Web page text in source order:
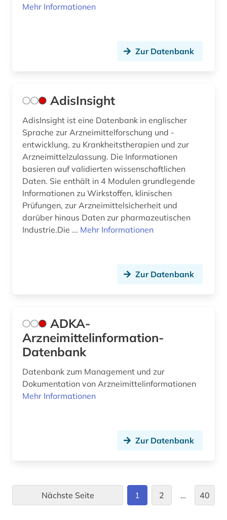
elektronische publikation (1)
elektronisches buch (75)
elektrophorese (1)
elektrosmog (1)
elektrotechnik (5)
elektrotechnik und elektronik (1)
embryologie (1)
engineering profession (1)
entgeltsystem (1)
Mehr Informationen
Zur Datenbank
AdisInsight
AdisInsight ist eine Datenbank in englischer
Sprache zur Arzneimittelforschung und -
entwicklung, zu Krankheitstherapien und zur
Arzneimittelzulassung. Die Informationen
basieren auf validierten wissenschaftlichen
Daten. Sie enthält in 4 Modulen grundlegende
Informationen zu Wirkstoffen, klinischen
Prüfungen, zur Arzneimittelsicherheit und
darüber hinaus Daten zur pharmazeutischen
Industrie.Die ... Mehr Informationen
Zur Datenbank
ADKA-
Arzneimittelinformation-
Datenbank
Datenbank zum Management und zur
Dokumentation von Arzneimittelinformationen
Mehr Informationen
Zur Datenbank
Nächste Seite 1 2 … 40